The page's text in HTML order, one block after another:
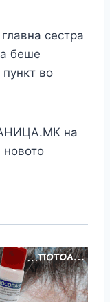
сестра
беше
во
на
новото